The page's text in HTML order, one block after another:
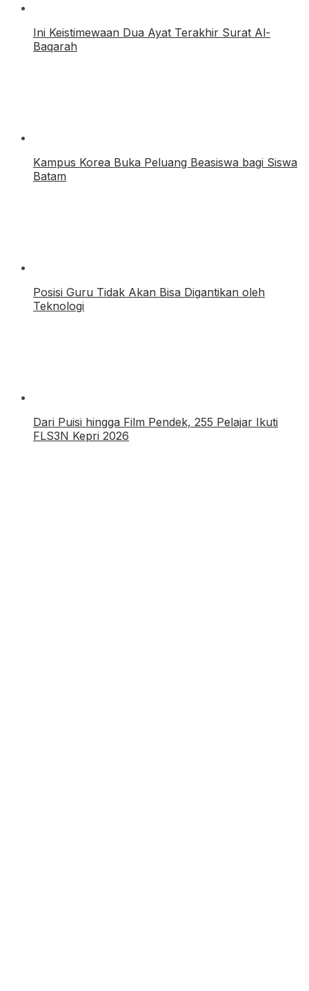
Ini Keistimewaan Dua Ayat Terakhir Surat Al-
Baqarah
Kampus Korea Buka Peluang Beasiswa bagi Siswa
Batam
Posisi Guru Tidak Akan Bisa Digantikan oleh
Teknologi
Dari Puisi hingga Film Pendek, 255 Pelajar Ikuti
FLS3N Kepri 2026